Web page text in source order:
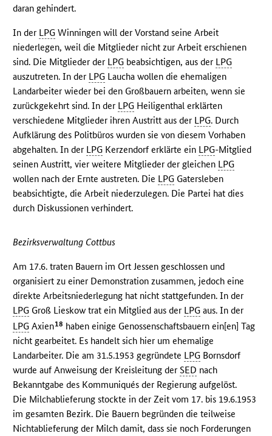
daran gehindert.
In der LPG Winningen will der Vorstand seine Arbeit
niederlegen, weil die Mitglieder nicht zur Arbeit erschienen
sind. Die Mitglieder der LPG beabsichtigen, aus der LPG
auszutreten. In der LPG Laucha wollen die ehemaligen
Landarbeiter wieder bei den Großbauern arbeiten, wenn sie
zurückgekehrt sind. In der LPG Heiligenthal erklärten
verschiedene Mitglieder ihren Austritt aus der LPG. Durch
Aufklärung des Politbüros wurden sie von diesem Vorhaben
abgehalten. In der LPG Kerzendorf erklärte ein LPG-Mitglied
seinen Austritt, vier weitere Mitglieder der gleichen LPG
wollen nach der Ernte austreten. Die LPG Gatersleben
beabsichtigte, die Arbeit niederzulegen. Die Partei hat dies
durch Diskussionen verhindert.
Bezirksverwaltung Cottbus
Am 17.6. traten Bauern im Ort Jessen geschlossen und
organisiert zu einer Demonstration zusammen, jedoch eine
direkte Arbeitsniederlegung hat nicht stattgefunden. In der
LPG Groß Lieskow trat ein Mitglied aus der LPG aus. In der
LPG Axien18 haben einige Genossenschaftsbauern ein[en] Tag
nicht gearbeitet. Es handelt sich hier um ehemalige
Landarbeiter. Die am 31.5.1953 gegründete LPG Bornsdorf
wurde auf Anweisung der Kreisleitung derSED nach
Bekanntgabe des Kommuniqués der Regierung aufgelöst.
Die Milchablieferung stockte in der Zeit vom 17. bis 19.6.1953
im gesamten Bezirk. Die Bauern begründen die teilweise
Nichtablieferung der Milch damit, dass sie noch Forderungen